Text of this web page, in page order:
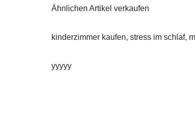
Ähnlichen Artikel verkaufen
kinderzimmer kaufen, stress im schlaf,
yyyyy